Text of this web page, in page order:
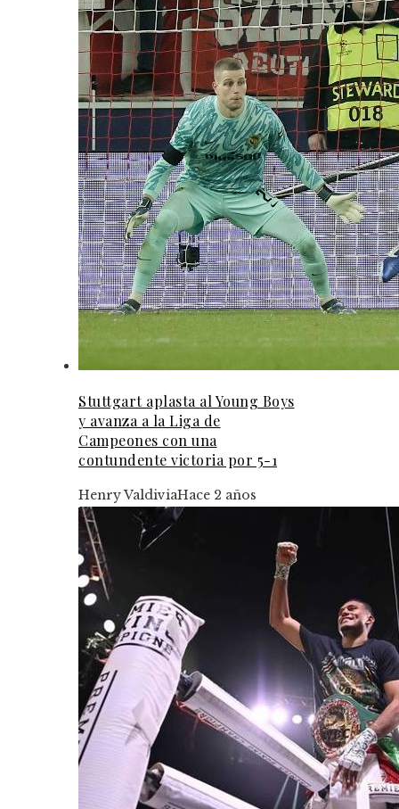
Stuttgart aplasta al Young Boys
y avanza a la Liga de
Campeones con una
contundente victoria por 5-1
Henry ValdiviaHace 2 años